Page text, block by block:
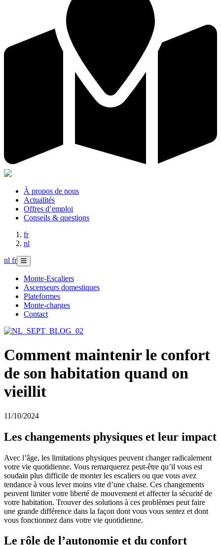
À propos de nous
Actualités
Offres d’emploi
Conseils & questions
fr
nl
nl fr
Monte-Escaliers
Ascenseurs domestiques
Plateformes
Monte-charges
Contact
Comment maintenir le confort
de son habitation quand on
vieillit
11/10/2024
Les changements physiques et leur impact
Avec l’âge, les limitations physiques peuvent changer radicalement
votre vie quotidienne. Vous remarquerez peut-être qu’il vous est
soudain plus difficile de monter les escaliers ou que vous avez
tendance à vous lever moins vite d’une chaise. Ces changements
peuvent limiter votre liberté de mouvement et affecter la sécurité de
votre habitation. Trouver des solutions à ces problèmes peut faire
une grande différence dans la façon dont vous vous sentez et dont
vous fonctionnez dans votre vie quotidienne.
Le rôle de l’autonomie et du confort